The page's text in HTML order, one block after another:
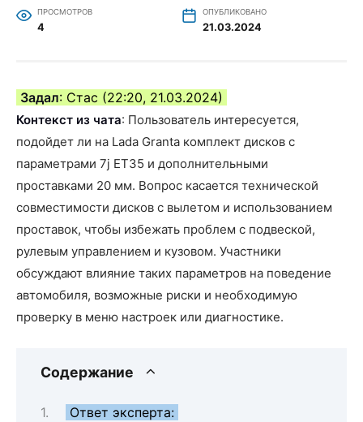
ПРОСМОТРОВ
4
ОПУБЛИКОВАНО
21.03.2024
Задал: Стас (22:20, 21.03.2024)
Контекст из чата: Пользователь интересуется,
подойдет ли на Lada Granta комплект дисков с
параметрами 7j ET35 и дополнительными
проставками 20 мм. Вопрос касается технической
совместимости дисков с вылетом и использованием
проставок, чтобы избежать проблем с подвеской,
рулевым управлением и кузовом. Участники
обсуждают влияние таких параметров на поведение
автомобиля, возможные риски и необходимую
проверку в меню настроек или диагностике.
Содержание
Ответ эксперта: